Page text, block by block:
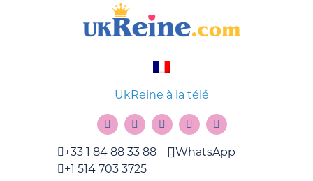
UkReine à la télé
+33 1 84 88 33 88
+1 514 703 3725
WhatsApp